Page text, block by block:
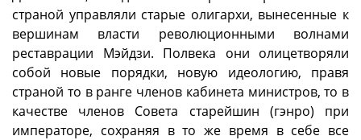
страной управляли старые олигархи, вынесенные к
вершинам власти революционными волнами
реставрации Мэйдзи. Полвека они олицетворяли
собой новые порядки, новую идеологию, правя
страной то в ранге членов кабинета министров, то в
качестве членов Совета старейшин (гэнро) при
императоре, сохраняя в то же время в себе все